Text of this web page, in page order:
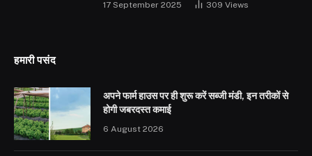
17 September 2025 309 Views
हमारी पसंद
अपने फार्म हाउस पर ही शुरू करें सब्जी मंडी, इन तरीकों से
होगी जबरदस्त कमाई
6 August 2026